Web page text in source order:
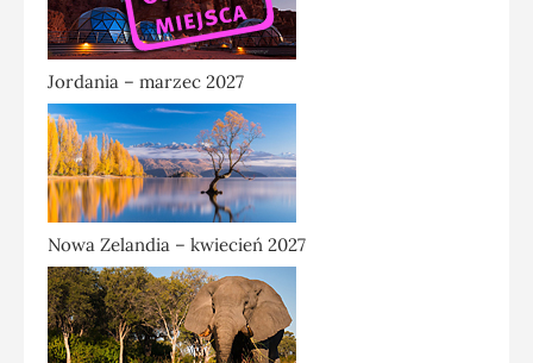
Jordania – marzec 2027
Nowa Zelandia – kwiecień 2027